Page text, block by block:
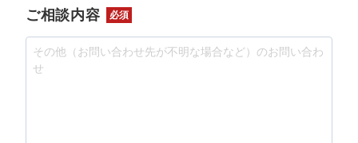
ご相談内容 必須